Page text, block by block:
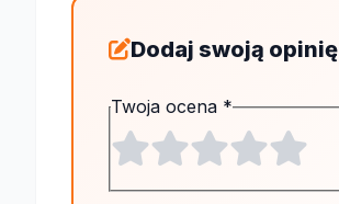
Dodaj swoją opinię
Twoja ocena *